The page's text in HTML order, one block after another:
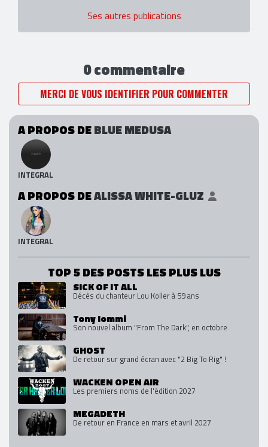
Ses autres publications
0 commentaire
MERCI DE VOUS IDENTIFIER POUR COMMENTER
A PROPOS DEBLUE MEDUSA
INTEGRAL
A PROPOS DEALISSA WHITE-GLUZ
INTEGRAL
TOP 5 DES POSTS LES PLUS LUS
SICK OF IT ALL
Décès du chanteur Lou Koller à 59 ans
Tony Iommi
Son nouvel album "From The Dark", en octobre
GHOST
De retour sur grand écran avec "2 Big To Rig" !
WACKEN OPEN AIR
Les premiers noms de l'édition 2027
MEGADETH
De retour en France en mars et avril 2027